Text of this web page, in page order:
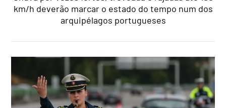
km/h deverão marcar o estado do tempo num dos
arquipélagos portugueses